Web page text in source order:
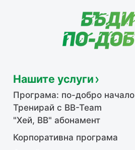
Нашите услуги
Програма: по-добро начало
Тренирай с BB-Team
"Хей, ВВ" абонамент
Корпоративна програма